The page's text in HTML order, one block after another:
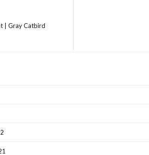
| Gray Catbird